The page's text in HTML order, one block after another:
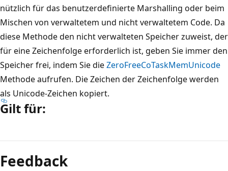
nützlich für das benutzerdefinierte Marshalling oder beim
Mischen von verwaltetem und nicht verwaltetem Code. Da
diese Methode den nicht verwalteten Speicher zuweist, der
für eine Zeichenfolge erforderlich ist, geben Sie immer den
Speicher frei, indem Sie dieZeroFreeCoTaskMemUnicode
Methode aufrufen. Die Zeichen der Zeichenfolge werden
als Unicode-Zeichen kopiert.
Gilt für:
deaktiviert
Feedback